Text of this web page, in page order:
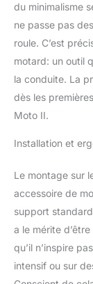
du minimalisme
ne passe pas
roule. C’est
motard: un outil
la conduite. La
dès les
Moto II.
Installation et
Le montage sur
accessoire de
support
a le mérite
qu’il n’inspire
intensif ou sur